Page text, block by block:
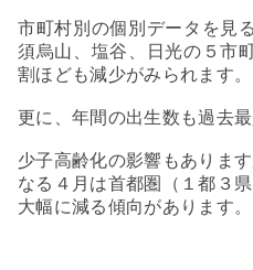
市町村別の個別データを見る
須烏山、塩谷、日光の５市
割ほども減少がみられます。
更に、年間の出生数も過去
少子高齢化の影響もありま
なる４月は首都圏（１都３
大幅に減る傾向があります。